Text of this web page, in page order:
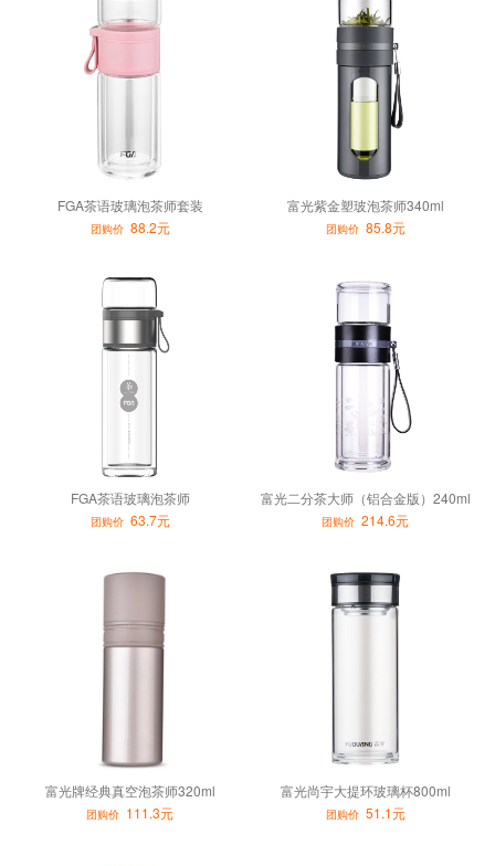
FGA茶语玻璃泡茶师套装
团购价88.2元
富光紫金塑玻泡茶师340ml
团购价85.8元
FGA茶语玻璃泡茶师
团购价63.7元
富光二分茶大师（铝合金版）240ml
团购价 214.6元
富光牌经典真空泡茶师320ml
团购价 111.3元
富光尚宇大提环玻璃杯800ml
团购价51.1元